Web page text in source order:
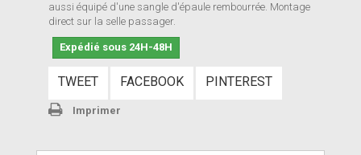
aussi équipé d'une sangle d'épaule rembourrée. Montage
direct sur la selle passager.
Expédié sous 24H-48H
TWEET FACEBOOK PINTEREST
Imprimer